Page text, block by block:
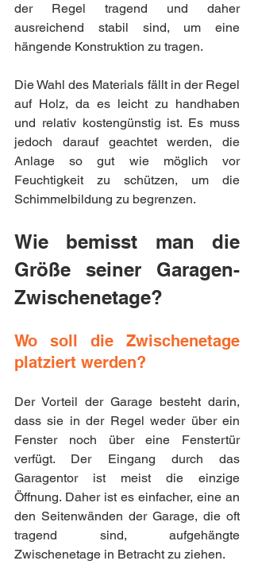
der Regel tragend und daher
ausreichend stabil sind, um eine
hängende Konstruktion zu tragen.
Die Wahl des Materials fällt in der Regel
auf Holz, da es leicht zu handhaben
und relativ kostengünstig ist. Es muss
jedoch darauf geachtet werden, die
Anlage so gut wie möglich vor
Feuchtigkeit zu schützen, um die
Schimmelbildung zu begrenzen.
Wie bemisst man die
Größe seiner Garagen-
Zwischenetage?
Wo soll die Zwischenetage
platziert werden?
Der Vorteil der Garage besteht darin,
dass sie in der Regel weder über ein
Fenster noch über eine Fenstertür
verfügt. Der Eingang durch das
Garagentor ist meist die einzige
Öffnung. Daher ist es einfacher, eine an
den Seitenwänden der Garage, die oft
tragend sind, aufgehängte
Zwischenetage in Betracht zu ziehen.